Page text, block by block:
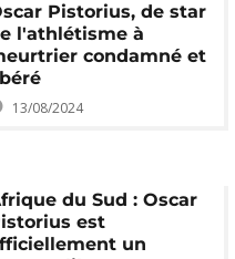
Pistorius, de star
l'athlétisme à
condamné et
13/08/2024
du Sud : Oscar
est
un